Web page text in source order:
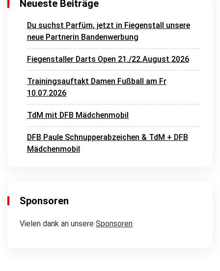
Neueste Beiträge
Du suchst Parfüm, jetzt in Fiegenstall unsere
neue Partnerin Bandenwerbung
Fiegenstaller Darts Open 21./22.August 2026
Trainingsauftakt Damen Fußball am Fr
10.07.2026
TdM mit DFB Mädchenmobil
DFB Paule Schnupperabzeichen & TdM + DFB
Mädchenmobil
Sponsoren
Vielen dank an unsere Sponsoren